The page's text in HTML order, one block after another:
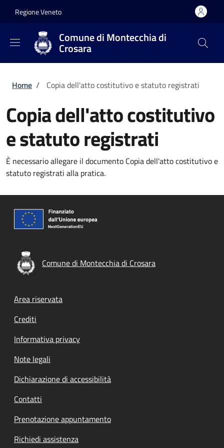
Regione Veneto
Comune di Montecchia di
Crosara
Briciole di pane
Home / Copia dell'atto costitutivo e statuto registrati
Copia dell'atto costitutivo
e statuto registrati
È necessario allegare il documento Copia dell'atto costitutivo e
statuto registrati alla pratica.
Comune di Montecchia di Crosara
Footer menu
Area riservata
Crediti
Informativa privacy
Note legali
Dichiarazione di accessibilità
Contatti
Prenotazione appuntamento
Richiedi assistenza